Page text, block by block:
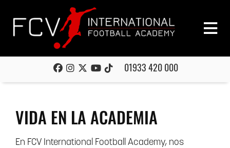
01933 420 000
VIDA EN LA ACADEMIA
En FCV International Football Academy, nos